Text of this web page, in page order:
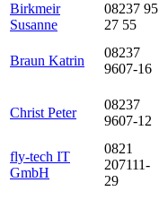
Birkmeir
Susanne
08237 95
27 55
Braun Katrin
08237
9607-16
Christ Peter
08237
9607-12
fly-tech IT
GmbH
0821
207111-
29